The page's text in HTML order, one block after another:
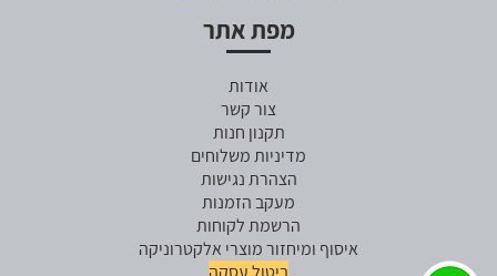
מפת אתר
אודות
צור קשר
תקנון חנות
מדיניות משלוחים
הצהרת נגישות
מעקב הזמנות
הרשמת לקוחות
איסוף ומיחזור מוצרי אלקטרוניקה